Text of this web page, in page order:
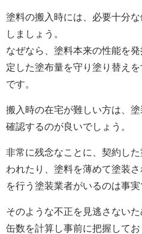
塗料の搬入時には、必要十分
しましょう。
なぜなら、 塗料本来の性能を
定した塗布量を守り塗り替え
です。
搬入時の在宅が難しい方は、
確認するのが良いでしょう。
非常に残念なことに、契約し
われたり、塗料を薄めて塗装
を行う塗装業者がいるのは事実
そのような不正を見逃さない
缶数を計算し事前に把握してお